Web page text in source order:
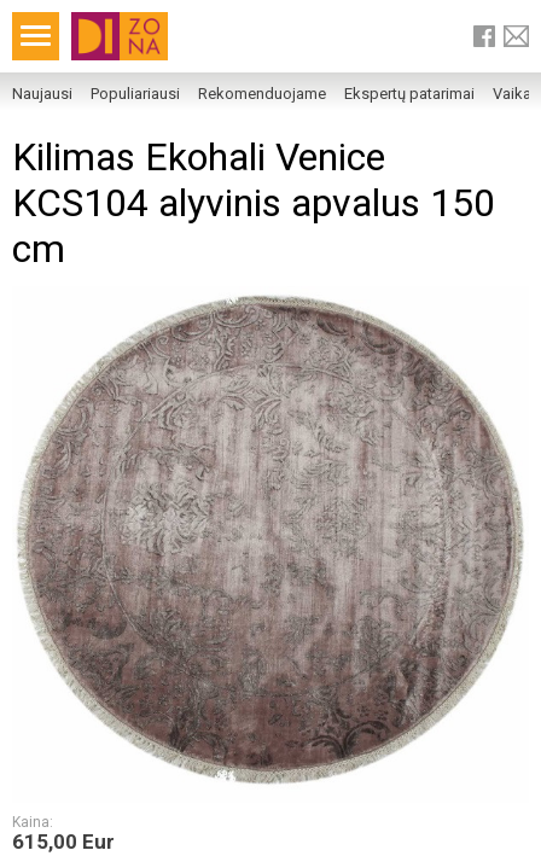
Naujausi Populiariausi Rekomenduojame Ekspertų patarimai
Kilimas Ekohali Venice
KCS104 alyvinis apvalus 150
cm
Kaina:
615,00 Eur